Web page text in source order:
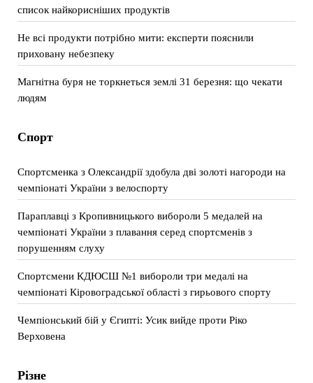
список найкорисніших продуктів
Не всі продукти потрібно мити: експерти пояснили
приховану небезпеку
Магнітна буря не торкнеться землі 31 березня: що чекати
людям
Спорт
Спортсменка з Олександрії здобула дві золоті нагороди на
чемпіонаті України з велоспорту
Параплавці з Кропивницького вибороли 5 медалей на
чемпіонаті України з плавання серед спортсменів з
порушенням слуху
Спортсмени КДЮСШ №1 вибороли три медалі на
чемпіонаті Кіровоградської області з гирьового спорту
Чемпіонський бій у Єгипті: Усик вийде проти Ріко
Верховена
Різне